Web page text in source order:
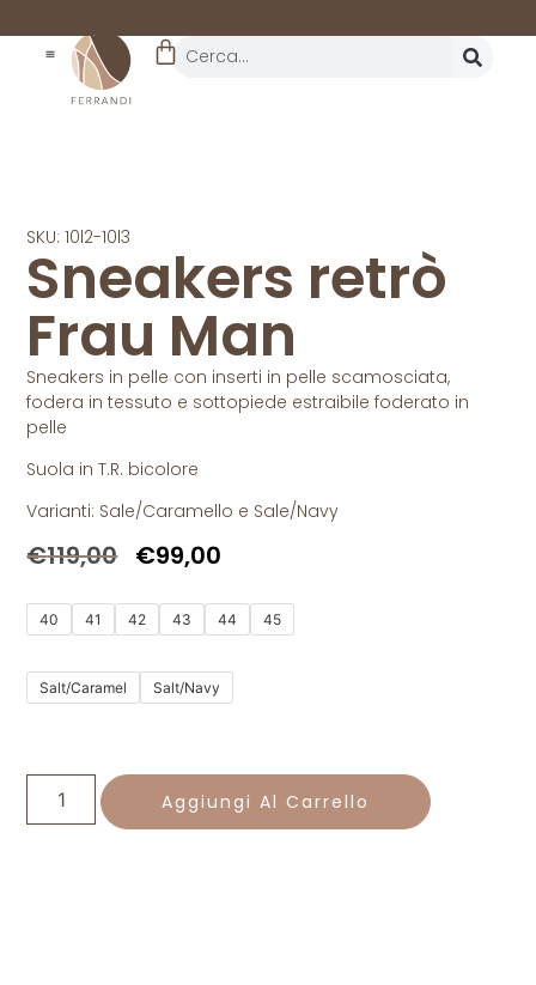
REALTÀ STORICA
DAL 1962
SKU: 10l2-10l3
Sneakers retrò
Frau Man
Sneakers in pelle con inserti in pelle scamosciata,
fodera in tessuto e sottopiede estraibile foderato in
pelle
Suola in T.R. bicolore
Varianti: Sale/Caramello e Sale/Navy
€119,00 €99,00
40 41 42 43 44 45
Salt/Caramel Salt/Navy
Aggiungi Al Carrello